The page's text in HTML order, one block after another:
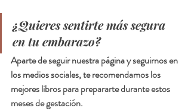
¿Quieres sentirte más segura
en tu embarazo?
Aparte de seguir nuestra página y seguirnos en
los medios sociales, te recomendamos los
mejores libros para prepararte durante estos
meses de gestación.